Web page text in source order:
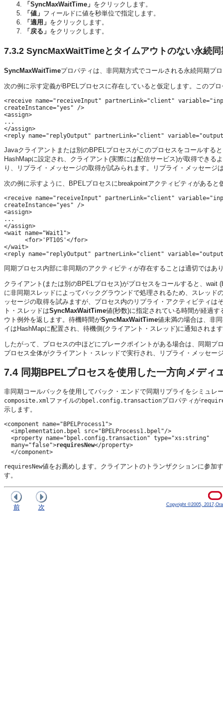
「SyncMaxWaitTime」 をクリックします。
「値」 フィールドに値を秒単位で指定します。
「適用」 をクリックします。
「戻る」 をクリックします。
7.3.2 SyncMaxWaitTimeとタイムアウトのない永続
SyncMaxWaitTimeプロパティは、非同期方式でコールされる永続同期プ
次の例に示す定義がBPELプロセスに存在していると仮定します。このプ
<receive name="receiveInput" partnerLink="client"
createInstance="yes" />
<assign>
...
</assign>
Javaクライアントまたは別のBPELプロセスがこのプロセスをコールする
HashMapに設定され、クライアント(実際には配信サービス)が取得でき
り、リプライ・メッセージの取得が試みられます。リプライ・メッセー
次の例に示すように、BPELプロセスにbreakpointアクティビティがあると
<receive name="receiveInput" partnerLink="client"
createInstance="yes" />
<assign>
...
</assign>
<wait name="Wait1">
      <for>'PT10S'</for>
</wait>
同期プロセス内部に非同期のアクティビティが存在することは適切では
クライアント(または別のBPELプロセス)がプロセスをコールすると、
に非同期スレッドによってバックグラウンドで処理されるため、スレッ
ッセージの取得を試みますが、プロセス内のリプライ・アクティビティ
ト・スレッドはSyncMaxWaitTime値(秒数)に指定されている時間が経過
ウト例外を返します。待機時間がSyncMaxWaitTime値未満の場合は、非
イはHashMapに配置され、待機側(クライアント・スレッド)に通知され
したがって、プロセスの中ほどにブレークポイントがある場合は、同期プ
プロセス全体がクライアント・スレッドで実行され、リプライ・メッセー
7.4 同期BPELプロセスを使用した一方向メディ
非同期コールバックを使用してバック・エンドで同期リプライをシミュ
composite.xmlファイルのbpel.config.transactionプロパティが
示します。
<component name="BPELProcess1">
  <implementation.bpel src="BPELProcess1.bpel"/>
  <property name="bpel.config.transaction" type="xs:string"
  many="false">
requiresNew</property>
requiresNew値をお薦めします。クライアントのトランザクションに参加
す。
前 次 Copyright ©2005,